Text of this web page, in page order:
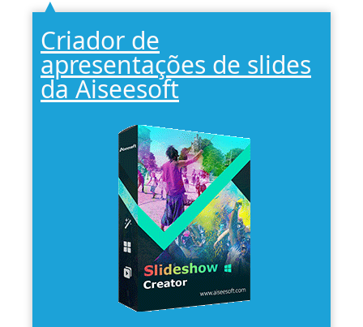
Criador de
apresentações de slides
da Aiseesoft